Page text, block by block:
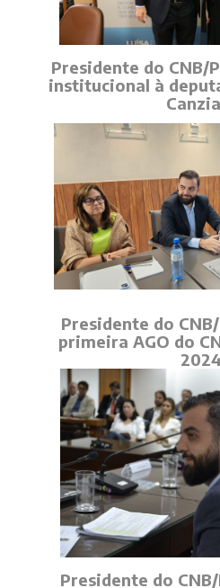
Presidente do CNB/
institucional à
Presidente do
primeira AGO do
Presidente do